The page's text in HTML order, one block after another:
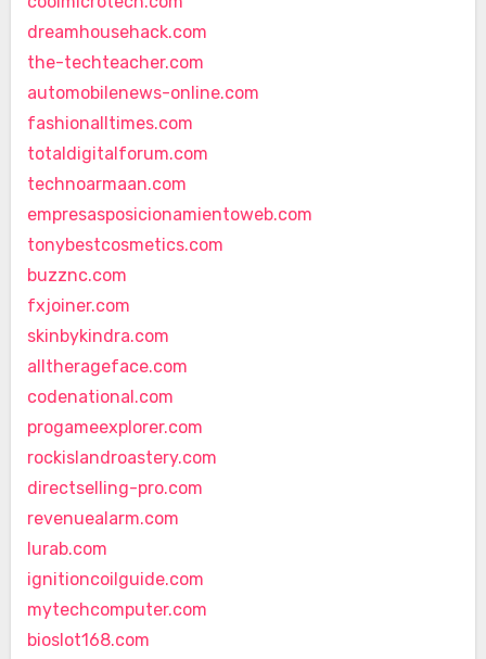
dreamhousehack.com
the-techteacher.com
automobilenews-online.com
fashionalltimes.com
totaldigitalforum.com
technoarmaan.com
empresasposicionamientoweb.com
tonybestcosmetics.com
buzznc.com
fxjoiner.com
skinbykindra.com
alltherageface.com
codenational.com
progameexplorer.com
rockislandroastery.com
directselling-pro.com
revenuealarm.com
lurab.com
ignitioncoilguide.com
mytechcomputer.com
bioslot168.com